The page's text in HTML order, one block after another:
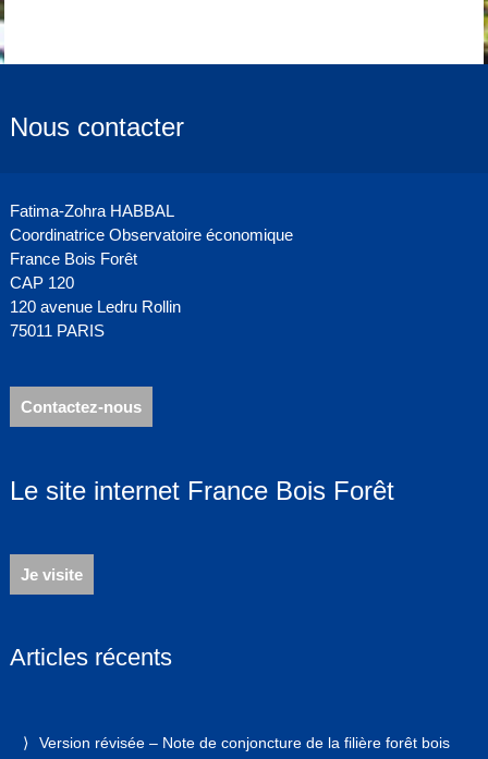
Nous contacter
Fatima-Zohra HABBAL
Coordinatrice Observatoire économique
France Bois Forêt
CAP 120
120 avenue Ledru Rollin
75011 PARIS
Contactez-nous
Le site internet France Bois Forêt
Je visite
Articles récents
Version révisée – Note de conjoncture de la filière forêt bois